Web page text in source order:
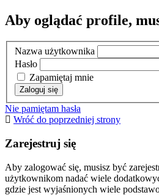
Aby oglądać profile,
Nazwa użytkownika
Hasło
Zapamiętaj mnie
Nie pamiętam hasła
Wróć do poprzedniej strony
Zarejestruj się
Aby zalogować się, musisz być
użytkownikom nadać wiele
gdzie jest wyjaśnionych wiele